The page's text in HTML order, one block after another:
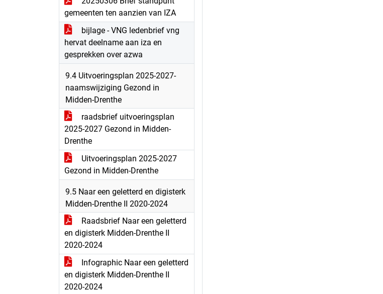
gemeenten ten aanzien van IZA
bijlage - VNG ledenbrief vng
hervat deelname aan iza en
gesprekken over azwa
9.4 Uitvoeringsplan 2025-2027-
naamswijziging Gezond in
Midden-Drenthe
raadsbrief uitvoeringsplan
2025-2027 Gezond in Midden-
Drenthe
Uitvoeringsplan 2025-2027
Gezond in Midden-Drenthe
9.5 Naar een geletterd en digisterk
Midden-Drenthe II 2020-2024
Raadsbrief Naar een geletterd
en digisterk Midden-Drenthe II
2020-2024
Infographic Naar een geletterd
en digisterk Midden-Drenthe II
2020-2024